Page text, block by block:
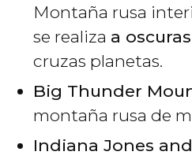
Montaña rusa
se realiza a oscuras
cruzas planetas.
Big Thunder
montaña rusa de
Indiana Jones